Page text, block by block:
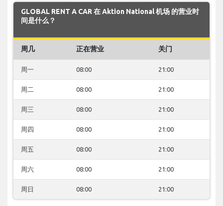
GLOBAL RENT A CAR 在 Aktion National 机场 的营业时
间是什么？
周几 正在营业 关门
周一 08:00 21:00
周二 08:00 21:00
周三 08:00 21:00
周四 08:00 21:00
周五 08:00 21:00
周六 08:00 21:00
周日 08:00 21:00